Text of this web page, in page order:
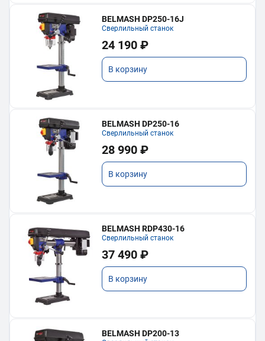
BELMASH DP250-16J
Сверлильный станок
24 190 ₽
В корзину
BELMASH DP250-16
Сверлильный станок
28 990 ₽
В корзину
BELMASH RDP430-16
Сверлильный станок
37 490 ₽
В корзину
BELMASH DP200-13